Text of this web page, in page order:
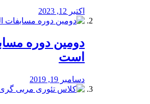
اکتبر 12, 2023
دومین دوره
است
دسامبر 19, 2019